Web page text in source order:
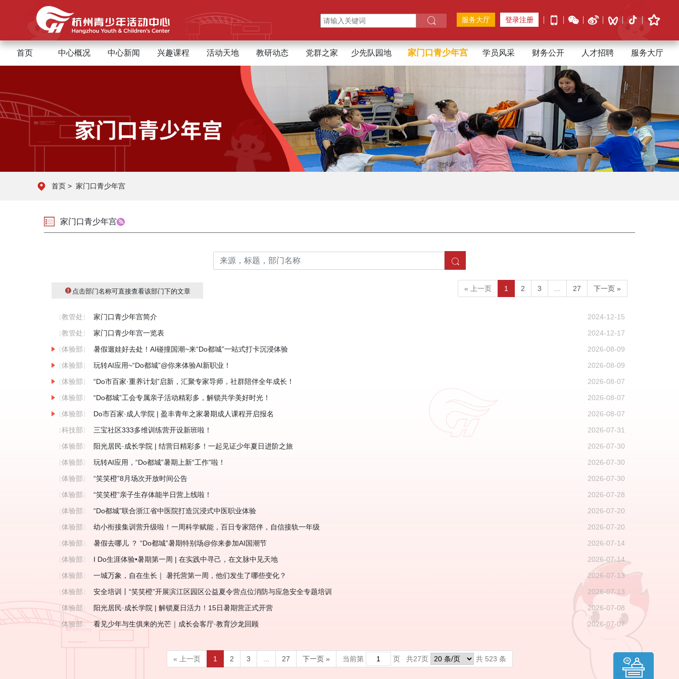
服务大厅 登录注册
首页 中心概况 中心新闻 兴趣课程 活动天地 教研动态 党群之家 少先队园地 家门口青少年宫 学员风采 财务公开 人才招聘 服务大厅
首页 > 家门口青少年宫
家门口青少年宫
点击部门名称可直接查看该部门下的文章 « 上一页 1 2 3 27 下一页 »
【教管处 】 家门口青少年宫简介 2024-12-15
【教管处 】 家门口青少年宫一览表 2024-12-17
【体验部 】 暑假遛娃好去处！AI碰撞国潮~来“Do都城”一站式打卡沉浸体验 2026-08-09
【体验部 】 玩转AI应用~“Do都城”@你来体验AI新职业！ 2026-08-09
【体验部 】 “Do市百家·重养计划”启新，汇聚专家导师，社群陪伴全年成长！ 2026-08-07
【体验部 】 “Do都城”工会专属亲子活动精彩多，解锁共学美好时光！ 2026-08-07
【体验部 】 Do市百家·成人学院 | 盈丰青年之家暑期成人课程开启报名 2026-08-07
【科技部 】 三宝社区333多维训练营开设新班啦！ 2026-07-31
【体验部 阳光居民·成长学院 | 结营日精彩多！一起见证少年夏日进阶之旅 2026-07-30
体验部 玩转AI应用，“Do都城”暑期上新“工作”啦！ 2026-07-30
体验部 “笑笑橙”8月场次开放时间公告 2026-07-30
体验部 “笑笑橙”亲子生存体能半日营上线啦！ 2026-07-28
体验部 “Do都城”联合浙江省中医院打造沉浸式中医职业体验 2026-07-20
体验部 幼小衔接集训营升级啦！一周科学赋能，百日专家陪伴，自信接轨一年级 2026-07-20
体验部 暑假去哪儿 ？ “Do都城”暑期特别场@你来参加AI国潮节 2026-07-14
体验部 I Do生涯体验•暑期第一周 | 在实践中寻己，在文脉中见天地 2026-07-14
体验部 一城万象，自在生长｜ 暑托营第一周，他们发生了哪些变化？ 2026-07-13
体验部 安全培训丨“笑笑橙”开展滨江区园区公益夏令营点位消防与应急安全专题培训 2026-07-13
体验部 阳光居民·成长学院 | 解锁夏日活力！15日暑期营正式开营 2026-07-08
【体验部 】 看见少年与生俱来的光芒｜成长会客厅·教育沙龙回顾 2026-07-07
« 上一页 1 2 3 27 下一页 » 当前第 页 共27页 共 523 条